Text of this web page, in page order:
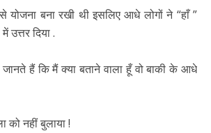
योजना बना रखी थी इसलिए आधे लोगों ने “हाँ ”
उत्तर दिया .
हैं कि मैं क्या बताने वाला हूँ वो बाकी के आधे
को नहीं बुलाया !